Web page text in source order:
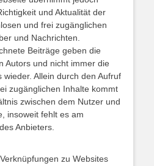
und Aktualität der
und frei zugänglichen
und Nachrichten.
Beiträge geben die
Autors und nicht immer die
wieder. Allein durch den Aufruf
zugänglichen Inhalte kommt
zwischen dem Nutzer und
insoweit fehlt es am
Anbieters.
zu Websites